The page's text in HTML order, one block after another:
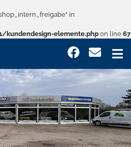
in
kundendesign-elemente.php on line 67